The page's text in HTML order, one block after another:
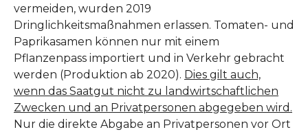
vermeiden, wurden 2019
Dringlichkeitsmaßnahmen erlassen. Tomaten- und
Paprikasamen können nur mit einem
Pflanzenpass importiert und in Verkehr gebracht
werden (Produktion ab 2020). Dies gilt auch,
wenn das Saatgut nicht zu landwirtschaftlichen
Zwecken und an Privatpersonen abgegeben wird.
Nur die direkte Abgabe an Privatpersonen vor Ort